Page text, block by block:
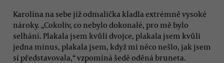
Karolína na sebe již odmalička kladla extrémně vysoké
nároky. „Cokoliv, co nebylo dokonalé, pro mě bylo
selhání. Plakala jsem kvůli dvojce, plakala jsem kvůli
jedna minus, plakala jsem, když mi něco nešlo, jak jsem
si představovala,“ vzpomíná šedě oděná bruneta.